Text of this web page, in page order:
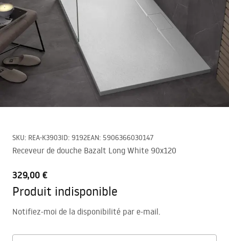
SKU: REA-K3903ID: 9192EAN: 5906366030147
Receveur de douche Bazalt Long White 90x120
329,00 €
Produit indisponible
Notifiez-moi de la disponibilité par e-mail.